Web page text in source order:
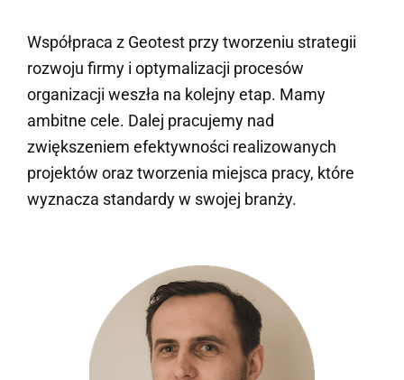
Współpraca z Geotest przy tworzeniu strategii
rozwoju firmy i optymalizacji procesów
organizacji weszła na kolejny etap. Mamy
ambitne cele. Dalej pracujemy nad
zwiększeniem efektywności realizowanych
projektów oraz tworzenia miejsca pracy, które
wyznacza standardy w swojej branży.